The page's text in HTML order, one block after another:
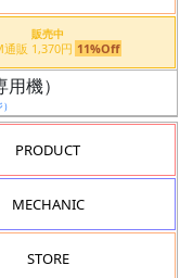
販売中
DMM通販 1,370円 11%Off
機）
PRODUCT
MECHANIC
STORE